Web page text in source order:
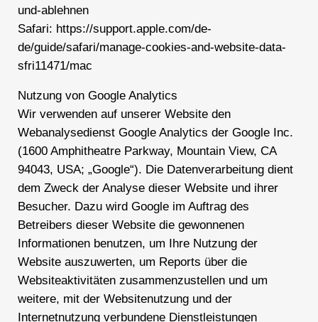
und-ablehnen
Safari: https://support.apple.com/de-
de/guide/safari/manage-cookies-and-website-data-
sfri11471/mac
Nutzung von Google Analytics
Wir verwenden auf unserer Website den
Webanalysedienst Google Analytics der Google Inc.
(1600 Amphitheatre Parkway, Mountain View, CA
94043, USA; „Google“). Die Datenverarbeitung dient
dem Zweck der Analyse dieser Website und ihrer
Besucher. Dazu wird Google im Auftrag des
Betreibers dieser Website die gewonnenen
Informationen benutzen, um Ihre Nutzung der
Website auszuwerten, um Reports über die
Websiteaktivitäten zusammenzustellen und um
weitere, mit der Websitenutzung und der
Internetnutzung verbundene Dienstleistungen